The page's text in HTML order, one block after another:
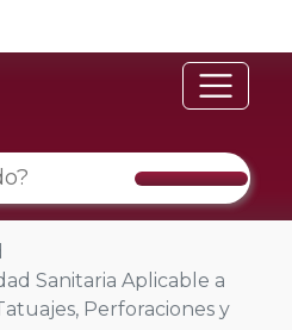
Sanitaria Aplicable a
Perforaciones y